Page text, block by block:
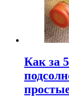
Как за